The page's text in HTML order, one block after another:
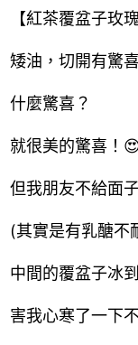
【紅茶覆盆子玫
矮油，切開有驚喜
什麼驚喜？
就很美的驚喜！
但我朋友不給面
(其實是有乳醣不
中間的覆盆子冰
害我心寒了一下